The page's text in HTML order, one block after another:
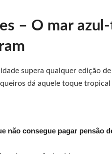
– O mar
supera qualquer edição
dá aquele toque
não consegue pagar pensão